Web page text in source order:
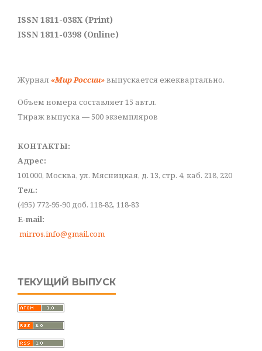
ISSN 1811-038X (Print)
ISSN 1811-0398 (Online)
Журнал «Мир России»выпускается ежеквартально.
Объем номера составляет 15 авт.л.
Тираж выпуска — 500 экземпляров
КОНТАКТЫ:
Адрес:
101000, Москва, ул. Мясницкая, д. 13, стр. 4, каб. 218, 220
Тел.:
(495) 772-95-90 доб. 118-82, 118-83
E-mail:
mirros.info@gmail.com
ТЕКУЩИЙ ВЫПУСК